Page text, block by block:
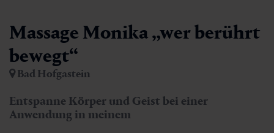
Massage Monika „wer berührt
bewegt“
Bad Hofgastein
Entspanne Körper und Geist bei einer
Anwendung in meinem